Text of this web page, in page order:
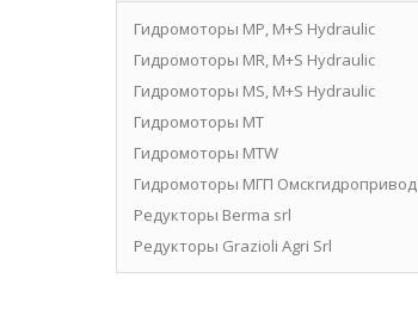
Гидромоторы MP, M+S Hydraulic
Гидромоторы MR, M+S Hydraulic
Гидромоторы MS, M+S Hydraulic
Гидромоторы MT
Гидромоторы MTW
Гидромоторы МГП Омскгидропривод
Редукторы Berma srl
Редукторы Grazioli Agri Srl